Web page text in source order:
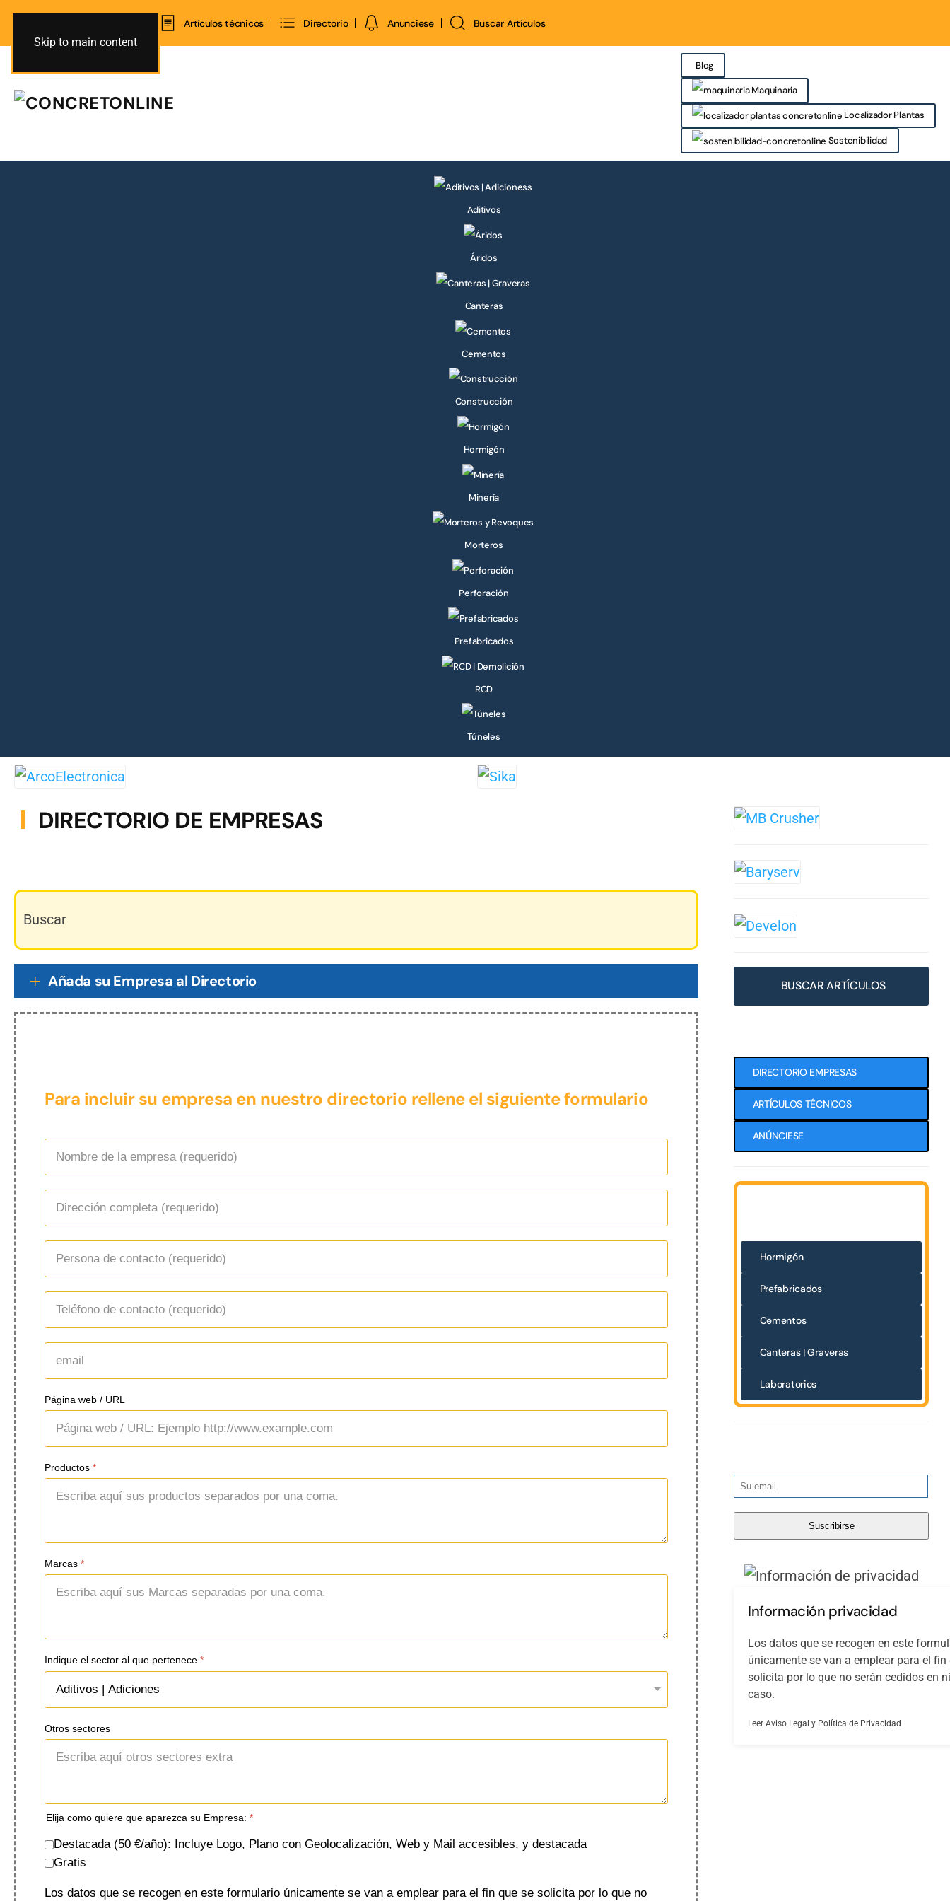
Skip to main content
Artículos técnicos Directorio Anunciese Buscar Artículos
Blog
Maquinaria
Localizador Plantas
Sostenibilidad
Aditivos
Áridos
Canteras
Cementos
Construcción
Hormigón
Minería
Morteros
Perforación
Prefabricados
RCD
Túneles
DIRECTORIO DE EMPRESAS
Añada su Empresa al Directorio
Para incluir su empresa en nuestro directorio rellene el siguiente formulario
Página web / URL
Productos *
Marcas *
Indique el sector al que pertenece *
Otros sectores
Elija como quiere que aparezca su Empresa: *
Destacada (50 €/año): Incluye Logo, Plano con Geolocalización, Web y Mail accesibles, y destacada
Gratis
Los datos que se recogen en este formulario únicamente se van a emplear para el fin que se solicita por lo que no
BUSCAR ARTÍCULOS
DIRECTORIO EMPRESAS
ARTÍCULOS TÉCNICOS
ANÚNCIESE
Hormigón
Prefabricados
Cementos
Canteras | Graveras
Laboratorios
Información privacidad
Los datos que se recogen en este
únicamente se van a emplear para el fin
solicita por lo que no serán cedidos en
caso.
Leer Aviso Legal y Política de Privacidad